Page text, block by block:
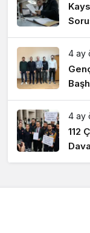
4 ay
4 ay
112